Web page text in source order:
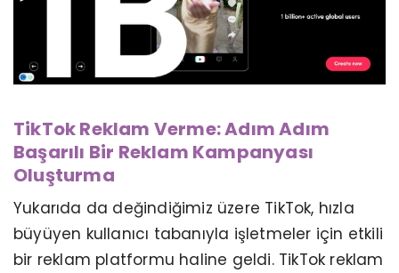
TikTok Reklam Verme: Adım Adım
Başarılı Bir Reklam Kampanyası
Oluşturma
Yukarıda da değindiğimiz üzere TikTok, hızla
büyüyen kullanıcı tabanıyla işletmeler için etkili
bir reklam platformu haline geldi. TikTok reklam